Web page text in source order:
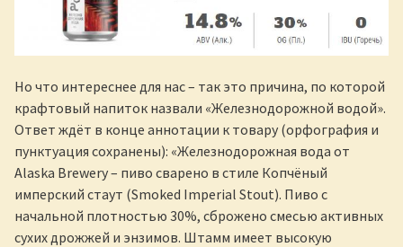
Но что интереснее для нас – так это причина, по которой
крафтовый напиток назвали «Железнодорожной водой».
Ответ ждёт в конце аннотации к товару (орфография и
пунктуация сохранены): «Железнодорожная вода от
Alaska Brewery – пиво сварено в стиле Копчёный
имперский стаут (Smoked Imperial Stout). Пиво с
начальной плотностью 30%, сброжено смесью активных
сухих дрожжей и энзимов. Штамм имеет высокую